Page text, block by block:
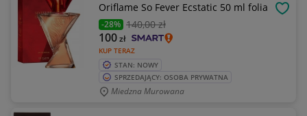
Oriflame So Fever Ecstatic 50 ml folia
-28% 140,00 zł
KUP TERAZ
100zł
STAN: NOWY
SPRZEDAJĄCY: OSOBA PRYWATNA
Miedzna Murowana